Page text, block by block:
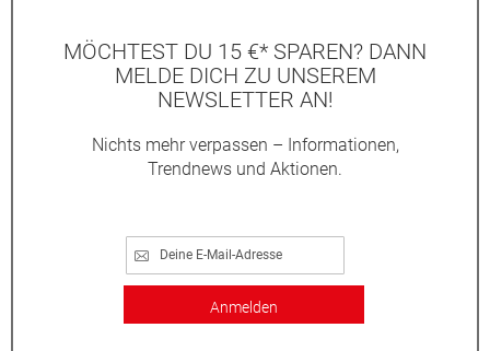
MÖCHTEST DU 15 €* SPAREN? DANN
MELDE DICH ZU UNSEREM
NEWSLETTER AN!
Nichts mehr verpassen – Informationen,
Trendnews und Aktionen.
Anmelden